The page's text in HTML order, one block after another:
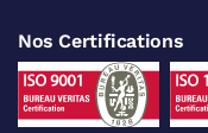
Nos Certifications